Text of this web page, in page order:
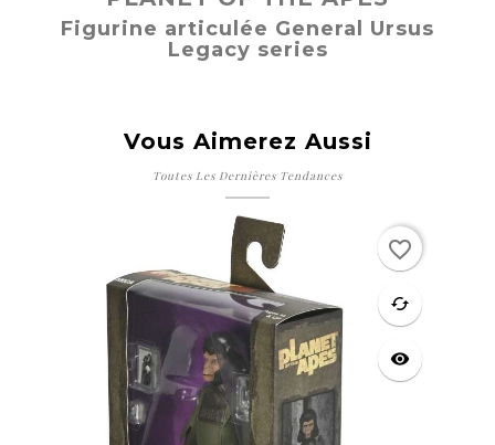
Figurine articulée General Ursus
Legacy series
Vous Aimerez Aussi
Toutes Les Dernières Tendances
favorite
cached
visibility
favorite_border